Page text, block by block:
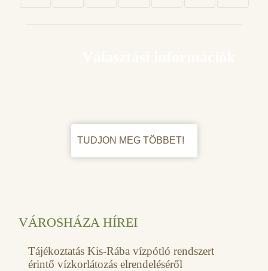
TUDJON MEG TÖBBET!
VÁROSHÁZA HÍREI
Tájékoztatás Kis-Rába vízpótló rendszert
érintő vízkorlátozás elrendeléséről